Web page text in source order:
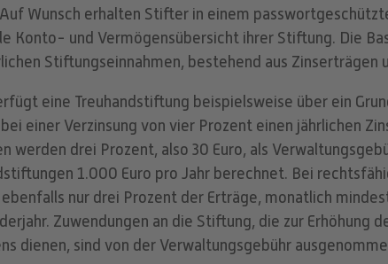
Wunsch erhalten Stifter in einem
Konto- und Vermögensübersicht ihrer Stiftung. Die
Stiftungseinnahmen, bestehend aus Zinserträgen
eine Treuhandstiftung beispielsweise über ein
einer Verzinsung von vier Prozent einen jährlichen
werden drei Prozent, also 30 Euro, als
1.000 Euro pro Jahr berechnet. Bei
nur drei Prozent der Erträge, monatlich
Zuwendungen an die Stiftung, die zur Erhöhung
dienen, sind von der Verwaltungsgebühr